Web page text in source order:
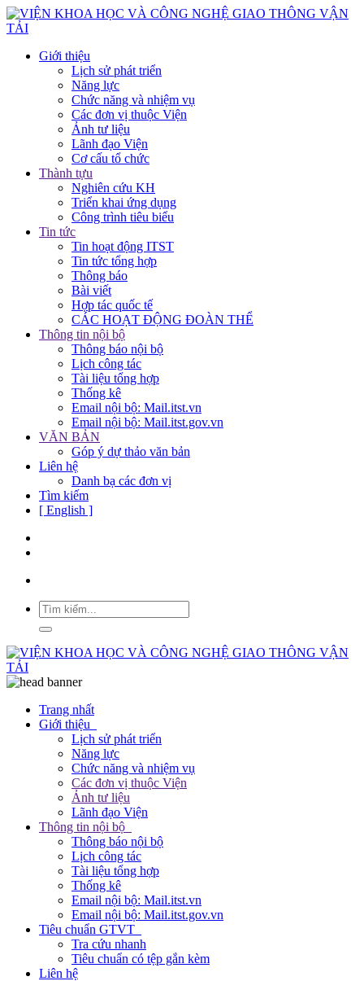
Giới thiệu
Lịch sử phát triển
Năng lực
Chức năng và nhiệm vụ
Các đơn vị thuộc Viện
Ảnh tư liệu
Lãnh đạo Viện
Cơ cấu tổ chức
Thành tựu
Nghiên cứu KH
Triển khai ứng dụng
Công trình tiêu biểu
Tin tức
Tin hoạt động ITST
Tin tức tổng hợp
Thông báo
Bài viết
Hợp tác quốc tế
CÁC HOẠT ĐỘNG ĐOÀN THỂ
Thông tin nội bộ
Thông báo nội bộ
Lịch công tác
Tài liệu tổng hợp
Thống kê
Email nội bộ: Mail.itst.vn
Email nội bộ: Mail.itst.gov.vn
VĂN BẢN
Góp ý dự thảo văn bản
Liên hệ
Danh bạ các đơn vị
Tìm kiếm
[ English ]
Trang nhất
Giới thiệu
Lịch sử phát triển
Năng lực
Chức năng và nhiệm vụ
Các đơn vị thuộc Viện
Ảnh tư liệu
Lãnh đạo Viện
Thông tin nội bộ
Thông báo nội bộ
Lịch công tác
Tài liệu tổng hợp
Thống kê
Email nội bộ: Mail.itst.vn
Email nội bộ: Mail.itst.gov.vn
Tiêu chuẩn GTVT
Tra cứu nhanh
Tiêu chuẩn có tệp gắn kèm
Liên hệ